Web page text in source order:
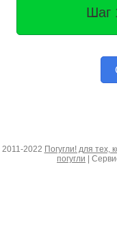
Шаг
2011-2022 Погугли! для тех,
погугли |